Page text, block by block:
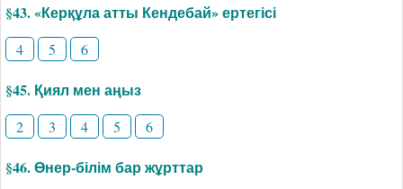
§43. «Керқұла атты Кендебай» ертегісі
4 5 6
§45. Қиял мен аңыз
2 3 4 5 6
§46. Өнер-білім бар жұрттар